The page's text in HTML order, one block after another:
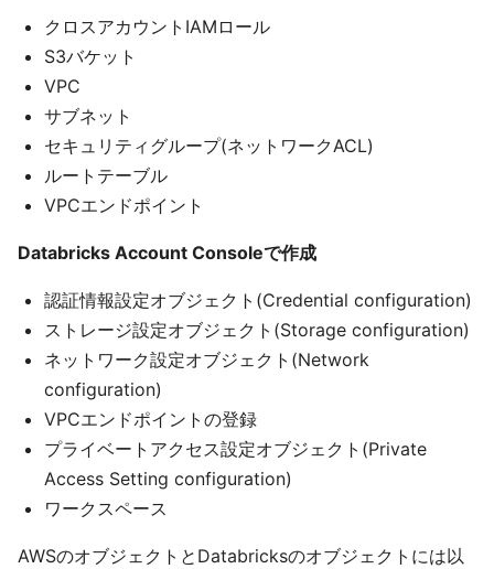
クロスアカウントIAMロール
S3バケット
VPC
サブネット
セキュリティグループ(ネットワークACL)
ルートテーブル
VPCエンドポイント
Databricks Account Consoleで作成
認証情報設定オブジェクト(Credential configuration)
ストレージ設定オブジェクト(Storage configuration)
ネットワーク設定オブジェクト(Network
configuration)
VPCエンドポイントの登録
プライベートアクセス設定オブジェクト(Private
Access Setting configuration)
ワークスペース
AWSのオブジェクトとDatabricksのオブジェクトには以